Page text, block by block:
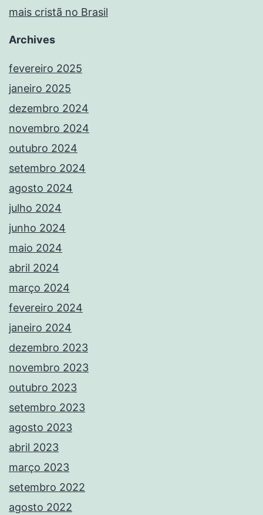
mais cristã no Brasil
Archives
fevereiro 2025
janeiro 2025
dezembro 2024
novembro 2024
outubro 2024
setembro 2024
agosto 2024
julho 2024
junho 2024
maio 2024
abril 2024
março 2024
fevereiro 2024
janeiro 2024
dezembro 2023
novembro 2023
outubro 2023
setembro 2023
agosto 2023
abril 2023
março 2023
setembro 2022
agosto 2022